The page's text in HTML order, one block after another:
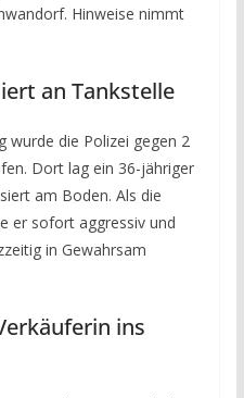
Hinweise nimmt
an Tankstelle
wurde die Polizei gegen 2
Dort lag ein 36-jähriger
am Boden. Als die
er sofort aggressiv und
in Gewahrsam
ins